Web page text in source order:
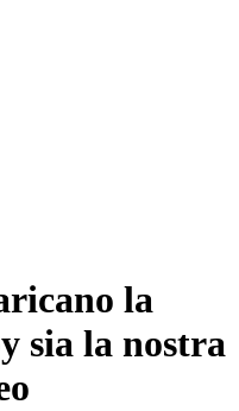
la
sia la nostra